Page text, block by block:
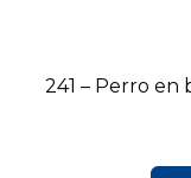
241 – Perro en